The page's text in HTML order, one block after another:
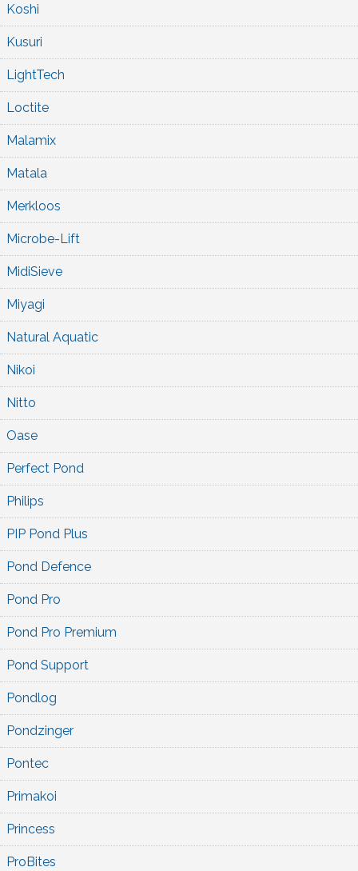
Koshi
Kusuri
LightTech
Loctite
Malamix
Matala
Merkloos
Microbe-Lift
MidiSieve
Miyagi
Natural Aquatic
Nikoi
Nitto
Oase
Perfect Pond
Philips
PIP Pond Plus
Pond Defence
Pond Pro
Pond Pro Premium
Pond Support
Pondlog
Pondzinger
Pontec
Primakoi
Princess
ProBites